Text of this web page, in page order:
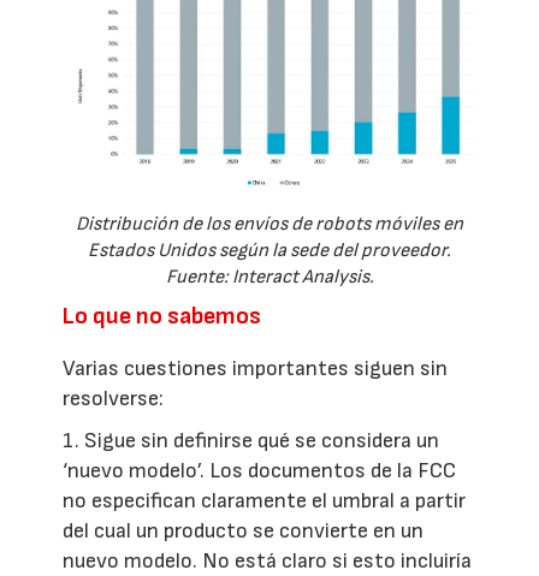
Distribución de los envíos de robots móviles en
Estados Unidos según la sede del proveedor.
Fuente: Interact Analysis.
Lo que no sabemos
Varias cuestiones importantes siguen sin
resolverse:
1. Sigue sin definirse qué se considera un
‘nuevo modelo’. Los documentos de la FCC
no especifican claramente el umbral a partir
del cual un producto se convierte en un
nuevo modelo. No está claro si esto incluiría